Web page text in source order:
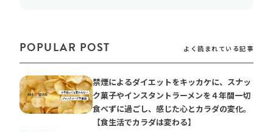
POPULAR POST よく読まれている記事
禁煙によるダイエットをキッカケに、スナッ
ク菓子やインスタントラーメンを４年間一切
食べずに過ごし、感じた心とカラダの変化。
【食生活でカラダは変わる】